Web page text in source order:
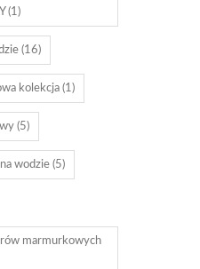
(1)
(16)
kolekcja(1)
(5)
wodzie(5)
marmurkowych